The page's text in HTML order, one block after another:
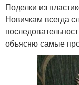
Поделки из
Новичкам всегда
объясню самые